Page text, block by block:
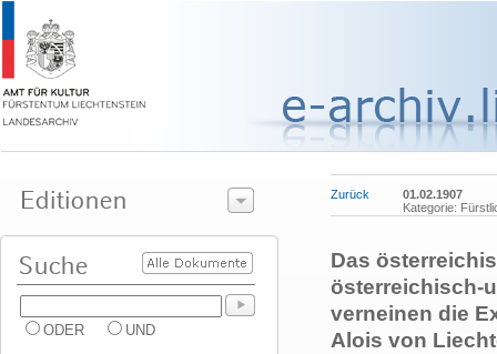
ODER UND
Zurück
01.02.1907
Kategorie:
Das
österreichisch-
verneinen die
Alois von